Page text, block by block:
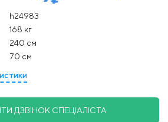
h24983
168 кг
240 см
70 см
ДЗВІНОК СПЕЦІАЛІСТА